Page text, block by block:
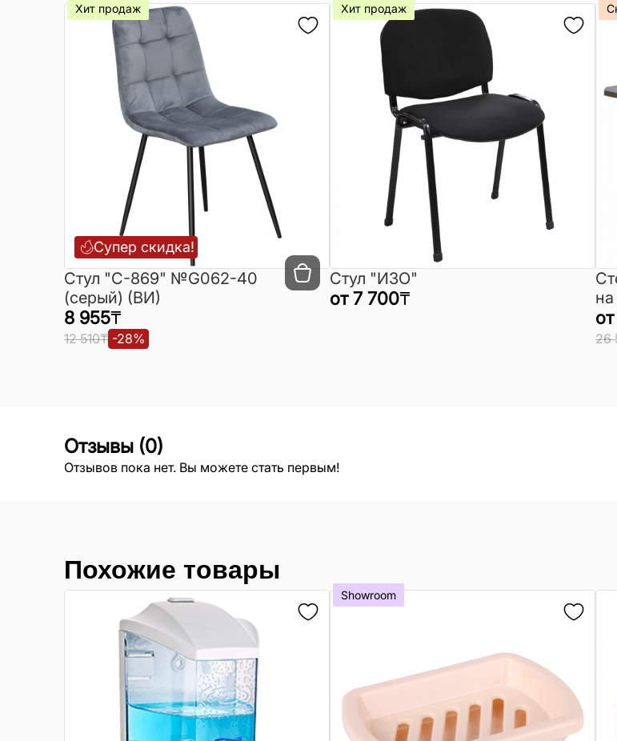
Супер скидка!
Хит продаж
Cтул "C-869" №G062-40
(серый) (ВИ)
8 955₸
12 510₸ -28%
Хит продаж
Стул "ИЗО"
от 7 700₸
от
26
Отзывы (0)
Отзывов пока нет. Вы можете стать первым!
Похожие товары
Showroom